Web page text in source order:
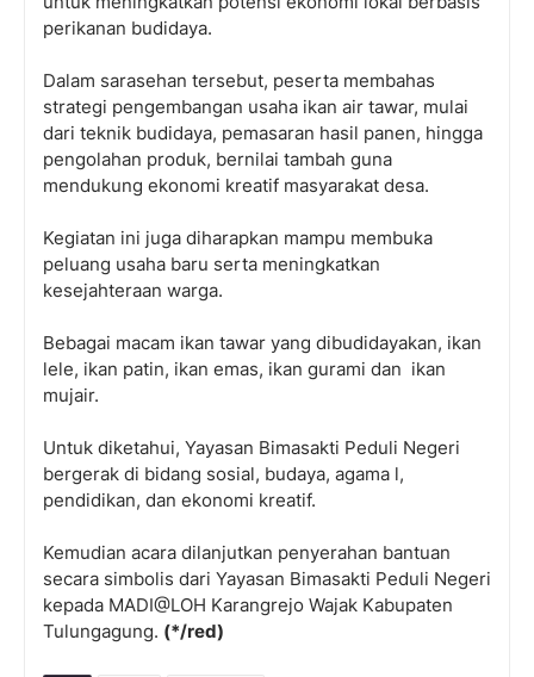
perikanan budidaya.
Dalam sarasehan tersebut, peserta membahas
strategi pengembangan usaha ikan air tawar, mulai
dari teknik budidaya, pemasaran hasil panen, hingga
pengolahan produk, bernilai tambah guna
mendukung ekonomi kreatif masyarakat desa.
Kegiatan ini juga diharapkan mampu membuka
peluang usaha baru serta meningkatkan
kesejahteraan warga.
Bebagai macam ikan tawar yang dibudidayakan, ikan
lele, ikan patin, ikan emas, ikan gurami dan ikan
mujair.
Untuk diketahui, Yayasan Bimasakti Peduli Negeri
bergerak di bidang sosial, budaya, agama l,
pendidikan, dan ekonomi kreatif.
Kemudian acara dilanjutkan penyerahan bantuan
secara simbolis dari Yayasan Bimasakti Peduli Negeri
kepada MADI@LOH Karangrejo Wajak Kabupaten
Tulungagung. (*/red)